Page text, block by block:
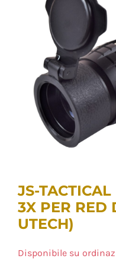
JS-
3X PER RED
UTECH)
Disponibile su